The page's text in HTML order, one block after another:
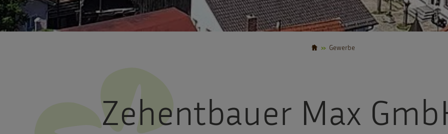
Gewerbe
Zehentbauer Max